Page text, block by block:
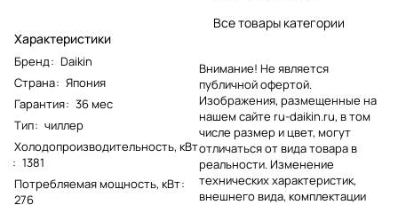
Характеристики
Бренд: Daikin
Страна: Япония
Гарантия: 36 мес
Тип: чиллер
Холодопроизводительность, кВт
: 1381
Потребляемая мощность, кВт:
276
Все товары категории
Внимание! Не является
публичной офертой.
Изображения, размещенные на
нашем сайте ru-daikin.ru, в том
числе размер и цвет, могут
отличаться от вида товара в
реальности. Изменение
технических характеристик,
внешнего вида, комплектации